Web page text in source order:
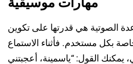
الصوتية هي قدرتها على تكوين
بكل مستخدم. فأثناء الاستماع
يمكنك القول: “ياسمينة، أعجبتني